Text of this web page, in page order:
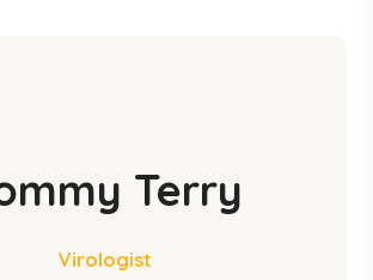
Terry
Virologist